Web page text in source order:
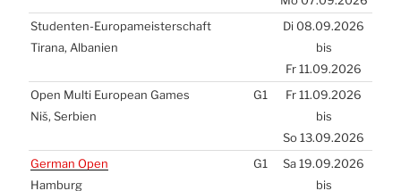
Stu­den­ten-Euro­pa­meis­ter­schaft
Tira­na, Alba­ni­en
Di 08.09.2026
bis
Fr 11.09.2026
Open Mul­ti Euro­pean Games
Niš, Ser­bi­en
G1
Fr 11.09.2026
bis
So 13.09.2026
Ger­man Open
Ham­burg
G1
Sa 19.09.2026
bis